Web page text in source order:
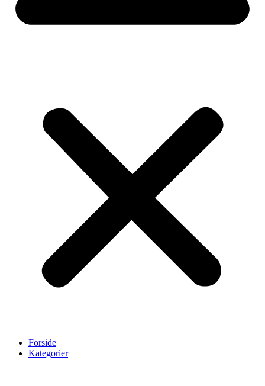
Forside
Kategorier